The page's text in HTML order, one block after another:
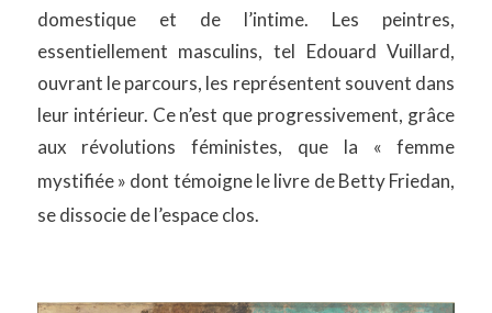
domestique et de l’intime. Les peintres,
essentiellement masculins, tel Edouard Vuillard,
ouvrant le parcours, les représentent souvent dans
leur intérieur. Ce n’est que progressivement, grâce
aux révolutions féministes, que la «
femme
mystifiée » dont témoigne le livre de Betty Friedan,
se dissocie de l’espace clos.